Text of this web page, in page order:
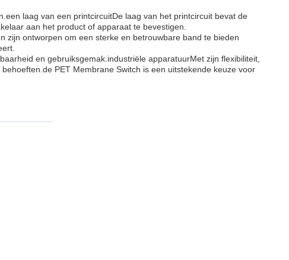
laag van een printcircuitDe laag van het printcircuit bevat de
aan het product of apparaat te bevestigen.
zijn ontworpen om een sterke en betrouwbare band te bieden
en gebruiksgemak.industriële apparatuurMet zijn flexibiliteit,
PET Membrane Switch is een uitstekende keuze voor